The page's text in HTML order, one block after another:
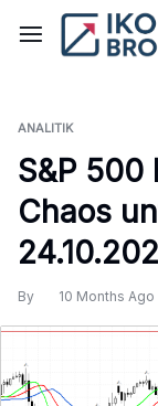
ANALITIK
S&P 500
Chaos
By 10 Months Ago